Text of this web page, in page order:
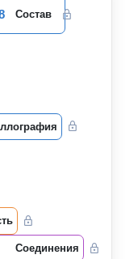
Состав
Соединения